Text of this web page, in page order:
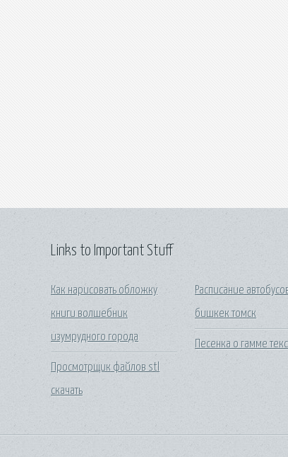
Links to Important Stuff
Как нарисовать обложку
книги волшебник
изумрудного города
Просмотрщик файлов stl
скачать
Расписание
бишкек томск
Песенка о гамме